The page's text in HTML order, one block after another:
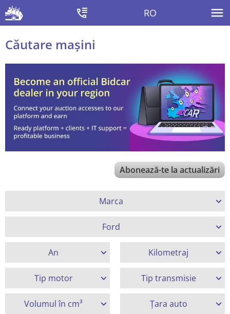
RO
Căutare mașini
Abonează-te la actualizări
Marca
Ford
An Kilometraj
Tip motor Tip transmisie
Volumul în cm³ Țara auto